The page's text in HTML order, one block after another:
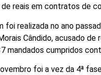
de reais em contratos de
foi realizada no ano
Cândido, acusado
mandados cumpridos
foi a vez da 4ª